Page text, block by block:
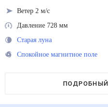
Ветер 2 м/с
Давление 728 мм
Старая луна
Спокойное магнитное поле